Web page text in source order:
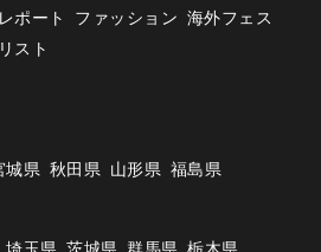
レポート ファッション 海外フェス
リスト
城県 秋田県 山形県 福島県
埼玉県 茨城県 群馬県 栃木県